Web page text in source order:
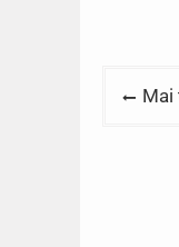
Post
Mai